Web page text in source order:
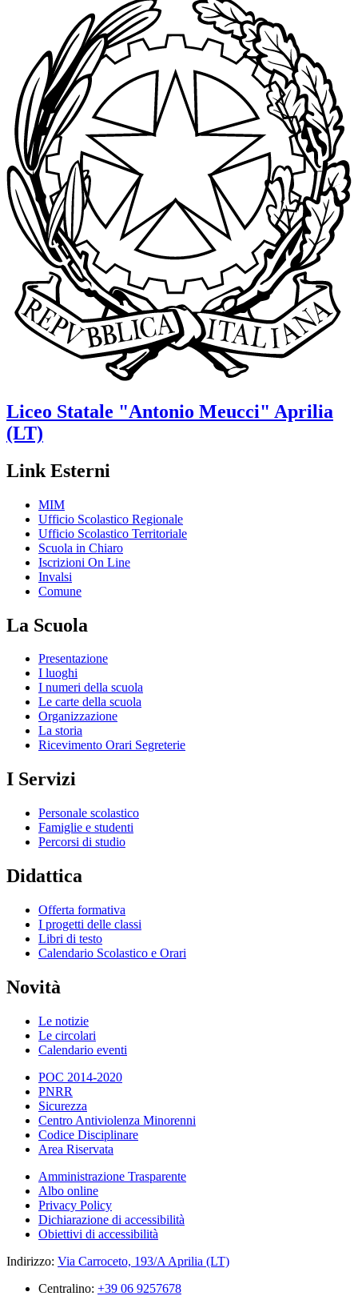
Liceo Statale "Antonio Meucci" Aprilia
(LT)
Link Esterni
MIM
Ufficio Scolastico Regionale
Ufficio Scolastico Territoriale
Scuola in Chiaro
Iscrizioni On Line
Invalsi
Comune
La Scuola
Presentazione
I luoghi
I numeri della scuola
Le carte della scuola
Organizzazione
La storia
Ricevimento Orari Segreterie
I Servizi
Personale scolastico
Famiglie e studenti
Percorsi di studio
Didattica
Offerta formativa
I progetti delle classi
Libri di testo
Calendario Scolastico e Orari
Novità
Le notizie
Le circolari
Calendario eventi
POC 2014-2020
PNRR
Sicurezza
Centro Antiviolenza Minorenni
Codice Disciplinare
Area Riservata
Amministrazione Trasparente
Albo online
Privacy Policy
Dichiarazione di accessibilità
Obiettivi di accessibilità
Indirizzo: Via Carroceto, 193/A Aprilia (LT)
Centralino: +39 06 9257678